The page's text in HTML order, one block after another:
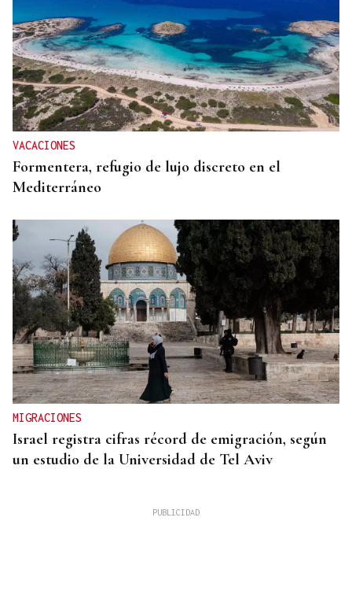
VACACIONES
Formentera, refugio de lujo discreto en el
Mediterráneo
MIGRACIONES
Israel registra cifras récord de emigración, según
un estudio de la Universidad de Tel Aviv